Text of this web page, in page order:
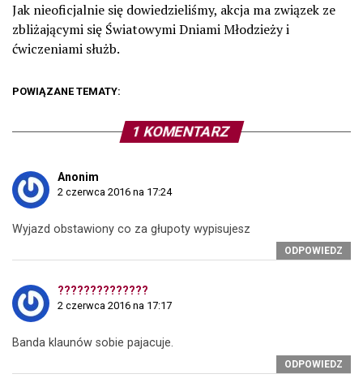
Jak nieoficjalnie się dowiedzieliśmy, akcja ma związek ze
zbliżającymi się Światowymi Dniami Młodzieży i
ćwiczeniami służb.
POWIĄZANE TEMATY:
1 KOMENTARZ
Anonim
2 czerwca 2016 na 17:24
Wyjazd obstawiony co za głupoty wypisujesz
ODPOWIEDZ
??????????????
2 czerwca 2016 na 17:17
Banda klaunów sobie pajacuje.
ODPOWIEDZ